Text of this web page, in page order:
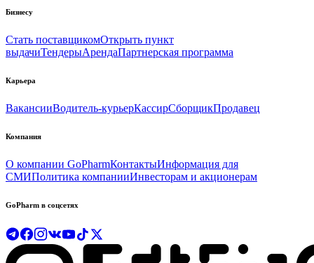
Бизнесу
Стать поставщикомОткрыть пункт
выдачиТендерыАрендаПартнерская программа
Карьера
ВакансииВодитель-курьерКассирСборщикПродавец
Компания
О компании GoPharmКонтактыИнформация для
СМИПолитика компанииИнвесторам и акционерам
GoPharm в соцсетях